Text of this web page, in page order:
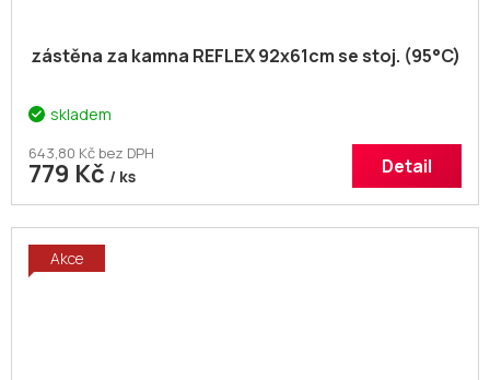
zástěna za kamna REFLEX 92x61cm se stoj. (95°C)
skladem
643,80 Kč bez DPH
779 Kč / ks Detail
Akce